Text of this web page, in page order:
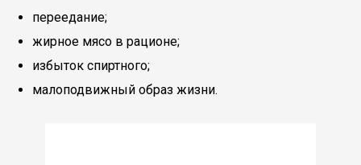
переедание;
жирное мясо в рационе;
избыток спиртного;
малоподвижный образ жизни.